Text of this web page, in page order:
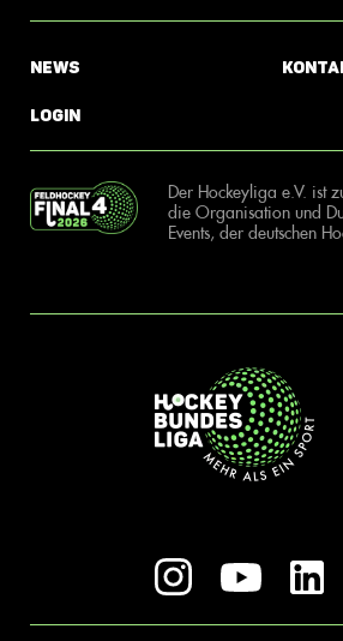
News
Login
Der Hockeyliga e.V. ist
die Organisation und
Events, der deutschen